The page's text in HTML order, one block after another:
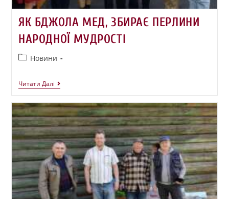
ЯК БДЖОЛА МЕД, ЗБИРАЄ ПЕРЛИНИ
НАРОДНОЇ МУДРОСТІ
Новини
Читати Далі